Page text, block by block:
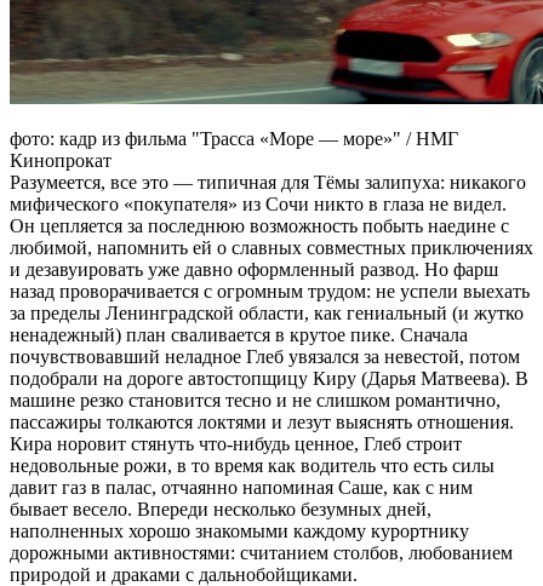
фото: кадр из фильма "Трасса «Море — море»" / НМГ
Кинопрокат
Разумеется, все это — типичная для Тёмы залипуха: никакого
мифического «покупателя» из Сочи никто в глаза не видел.
Он цепляется за последнюю возможность побыть наедине с
любимой, напомнить ей о славных совместных приключениях
и дезавуировать уже давно оформленный развод. Но фарш
назад проворачивается с огромным трудом: не успели выехать
за пределы Ленинградской области, как гениальный (и жутко
ненадежный) план сваливается в крутое пике. Сначала
почувствовавший неладное Глеб увязался за невестой, потом
подобрали на дороге автостопщицу Киру (Дарья Матвеева). В
машине резко становится тесно и не слишком романтично,
пассажиры толкаются локтями и лезут выяснять отношения.
Кира норовит стянуть что-нибудь ценное, Глеб строит
недовольные рожи, в то время как водитель что есть силы
давит газ в палас, отчаянно напоминая Саше, как с ним
бывает весело. Впереди несколько безумных дней,
наполненных хорошо знакомыми каждому курортнику
дорожными активностями: считанием столбов, любованием
природой и драками с дальнобойщиками.